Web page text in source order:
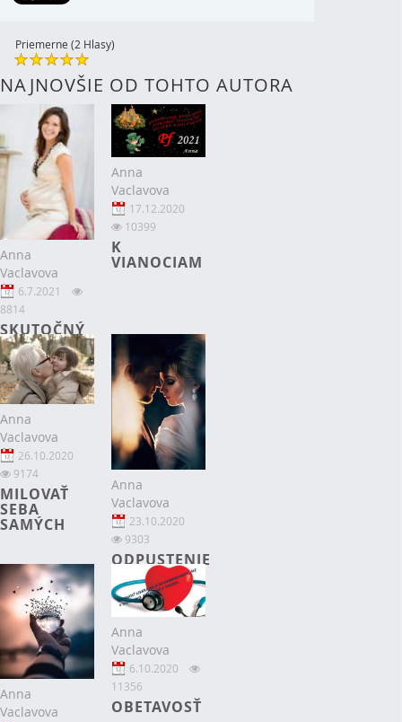
Priemerne (2 Hlasy)
NAJNOVŠIE OD TOHTO AUTORA
Anna
Vaclavova
6.7.2021
8814
SKUTOČNÝ
PRÍBEH 3
Anna
Vaclavova
17.12.2020
10399
K
VIANOCIAM
Anna
Vaclavova
26.10.2020
9174
MILOVAŤ
SEBA
SAMÝCH
Anna
Vaclavova
23.10.2020
9303
ODPUSTENIE
Anna
Vaclavova
Anna
Vaclavova
6.10.2020
11356
OBETAVOSŤ